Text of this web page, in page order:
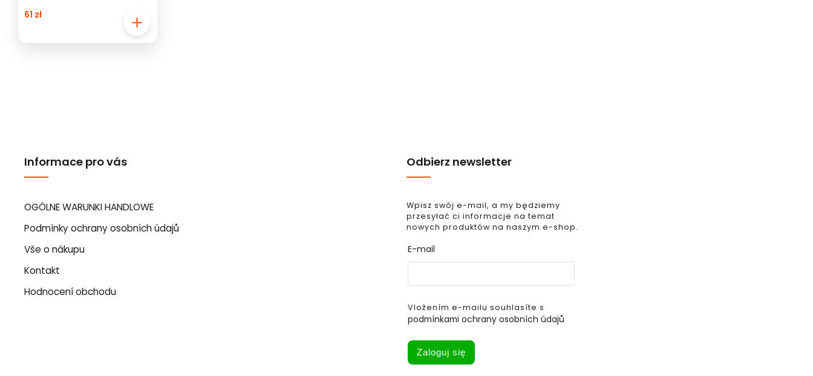
61 zł
Informace pro vás
OGÓLNE WARUNKI HANDLOWE
Podmínky ochrany osobních údajů
Vše o nákupu
Kontakt
Hodnocení obchodu
Odbierz newsletter
Wpisz swój e-mail, a my będziemy
przesyłać ci informacje na temat
nowych produktów na naszym e-shop.
E-mail
Vložením e-mailu souhlasíte s
podmínkami ochrany osobních údajů
Zaloguj się